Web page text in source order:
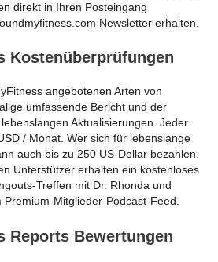
direkt in Ihren Posteingang
Newsletter erhalten.
Kostenüberprüfungen
angebotenen Arten von
umfassende Bericht und der
Aktualisierungen. Jeder
/ Monat. Wer sich für lebenslange
auch bis zu 250 US-Dollar bezahlen.
Unterstützer erhalten ein kostenloses
Treffen mit Dr. Rhonda und
Mitglieder-Podcast-Feed.
Reports Bewertungen